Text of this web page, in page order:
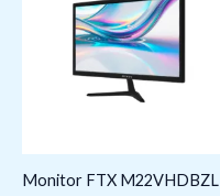
Monitor FTX M22VHDBZL